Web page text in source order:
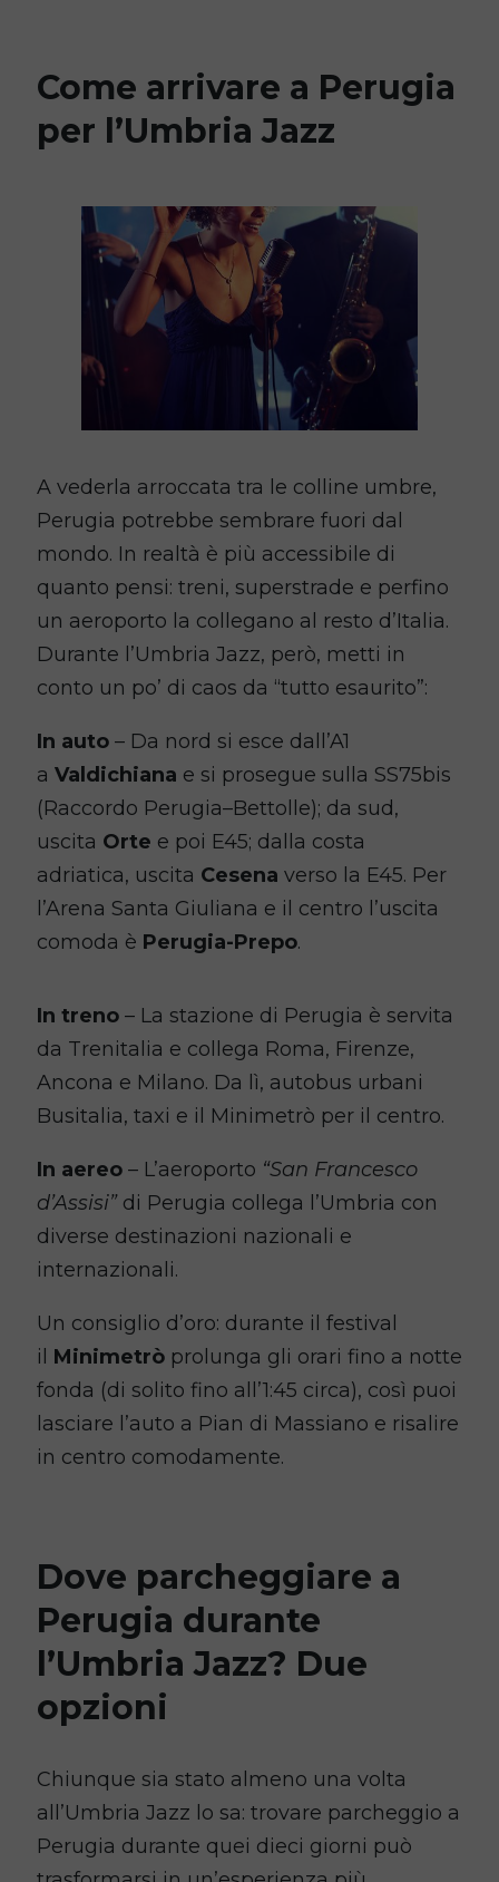
Come arrivare a Perugia
per l’Umbria Jazz
A vederla arroccata tra le colline umbre,
Perugia potrebbe sembrare fuori dal
mondo. In realtà è più accessibile di
quanto pensi: treni, superstrade e perfino
un aeroporto la collegano al resto d’Italia.
Durante l’Umbria Jazz, però, metti in
conto un po’ di caos da “tutto esaurito”:
In auto – Da nord si esce dall’A1
a Valdichiana e si prosegue sulla SS75bis
(Raccordo Perugia–Bettolle); da sud,
uscita Orte e poi E45; dalla costa
adriatica, uscita Cesena verso la E45. Per
l’Arena Santa Giuliana e il centro l’uscita
comoda è Perugia-Prepo.
In treno – La stazione di Perugia è servita
da Trenitalia e collega Roma, Firenze,
Ancona e Milano. Da lì, autobus urbani
Busitalia, taxi e il Minimetrò per il centro.
In aereo – L’aeroporto “San Francesco
d’Assisi”di Perugia collega l’Umbria con
diverse destinazioni nazionali e
internazionali.
Un consiglio d’oro: durante il festival
il Minimetrò prolunga gli orari fino a notte
fonda (di solito fino all’1:45 circa), così puoi
lasciare l’auto a Pian di Massiano e risalire
in centro comodamente.
Dove parcheggiare a
Perugia durante
l’Umbria Jazz? Due
opzioni
Chiunque sia stato almeno una volta
all’Umbria Jazz lo sa: trovare parcheggio a
Perugia durante quei dieci giorni può